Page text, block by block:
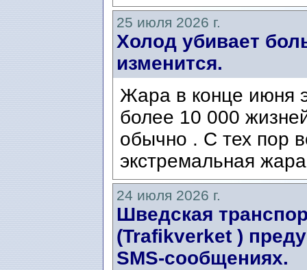
25 июля 2026 г.
Холод убивает
изменится.
Жара в конце июня
более 10 000
обычно . С тех пор
экстремальная
24 июля 2026 г.
Шведская
(Trafikverket )
SMS-сообщениях.